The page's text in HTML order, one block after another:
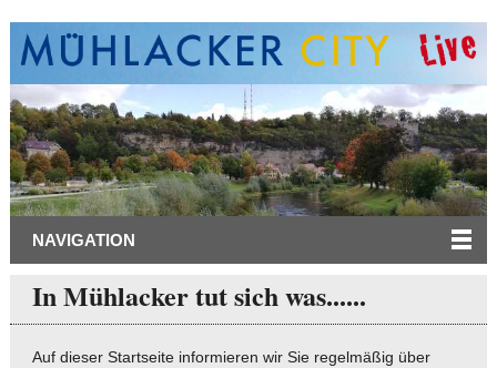
NAVIGATION
In Mühlacker tut sich was......
Auf dieser Startseite informieren wir Sie regelmäßig über